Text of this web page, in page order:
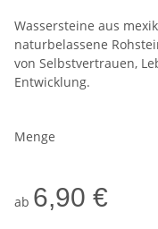
Wassersteine aus
naturbelassene
von Selbstvertrauen,
Entwicklung.
Menge
ab 6,90 €